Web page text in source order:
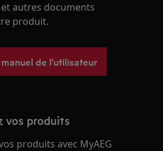
autres documents
produit.
de l'utilisateur
vos produits
produits avec MyAEG